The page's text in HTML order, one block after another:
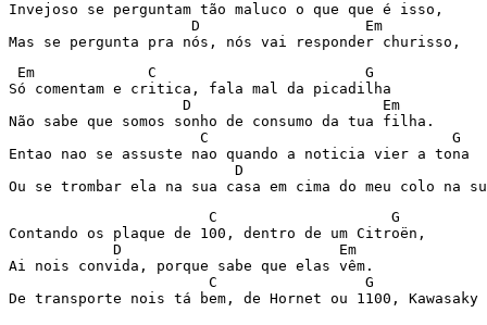
Invejoso se perguntam tão maluco o que que é isso,
                     D                   Em
Mas se pergunta pra nós, nós vai responder churisso,
Em             C                        G
Só comentam e critica, fala mal da picadilha
                    D                      Em
Não sabe que somos sonho de consumo da tua filha.
                      C                            G
Entao nao se assuste nao quando a noticia vier a tona
D
                       C                    G
Contando os plaque de 100, dentro de um Citroën,
            D                         Em
Ai nois convida, porque sabe que elas vêm.
C                 G
De transporte nois tá bem, de Hornet ou 1100, Kawasaky